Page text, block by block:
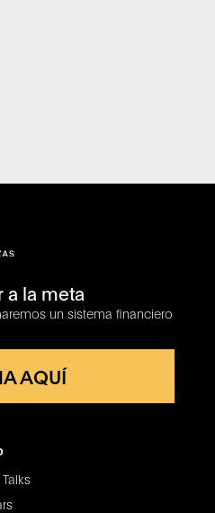
a la meta
un sistema financiero
AQUÍ